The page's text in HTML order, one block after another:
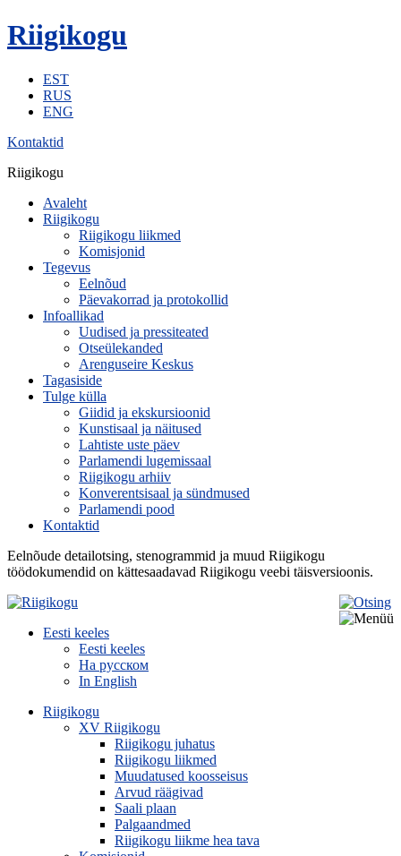
Riigikogu
EST
RUS
ENG
Kontaktid
Riigikogu
Avaleht
Riigikogu
Riigikogu liikmed
Komisjonid
Tegevus
Eelnõud
Päevakorrad ja protokollid
Infoallikad
Uudised ja pressiteated
Otseülekanded
Arenguseire Keskus
Tagasiside
Tulge külla
Giidid ja ekskursioonid
Kunstisaal ja näitused
Lahtiste uste päev
Parlamendi lugemissaal
Riigikogu arhiiv
Konverentsisaal ja sündmused
Parlamendi pood
Kontaktid
Eelnõude detailotsing, stenogrammid ja muud Riigikogu
töödokumendid on kättesaadavad Riigikogu veebi täisversioonis.
Eesti keeles
Eesti keeles
На русском
In English
Riigikogu
XV Riigikogu
Riigikogu juhatus
Riigikogu liikmed
Muudatused koosseisus
Arvud räägivad
Saali plaan
Palgaandmed
Riigikogu liikme hea tava